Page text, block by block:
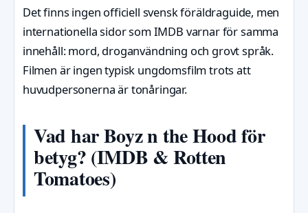
Det finns ingen officiell svensk föräldraguide, men
internationella sidor som IMDB varnar för samma
innehåll: mord, droganvändning och grovt språk.
Filmen är ingen typisk ungdomsfilm trots att
huvudpersonerna är tonåringar.
Vad har Boyz n the Hood för
betyg? (IMDB & Rotten
Tomatoes)